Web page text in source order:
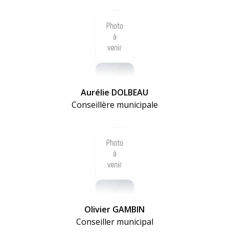
Aurélie DOLBEAU
Conseillère municipale
Olivier GAMBIN
Conseiller municipal